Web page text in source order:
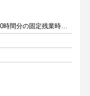
月給26万5000円～（20時間分の固定残業時間代を含む）